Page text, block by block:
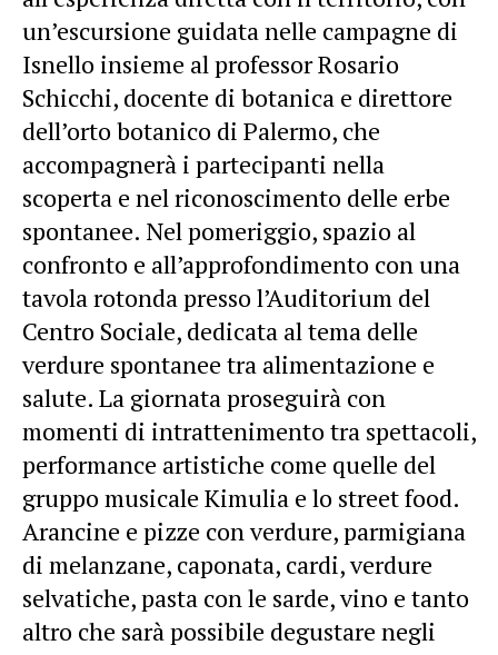
un’escursione guidata nelle campagne di
Isnello insieme al professor Rosario
Schicchi, docente di botanica e direttore
dell’orto botanico di Palermo, che
accompagnerà i partecipanti nella
scoperta e nel riconoscimento delle erbe
spontanee. Nel pomeriggio, spazio al
confronto e all’approfondimento con una
tavola rotonda presso l’Auditorium del
Centro Sociale, dedicata al tema delle
verdure spontanee tra alimentazione e
salute. La giornata proseguirà con
momenti di intrattenimento tra spettacoli,
performance artistiche come quelle del
gruppo musicale Kimulia e lo street food.
Arancine e pizze con verdure, parmigiana
di melanzane, caponata, cardi, verdure
selvatiche, pasta con le sarde, vino e tanto
altro che sarà possibile degustare negli